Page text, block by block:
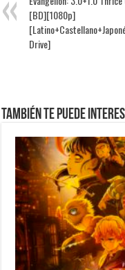
[BD][1080p]
Drive]
También te puede